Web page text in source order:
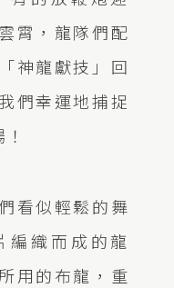
霄，龍隊們配
神龍獻技」回
們幸運地捕捉
看似輕鬆的舞
編織而成的龍
用的布龍，重